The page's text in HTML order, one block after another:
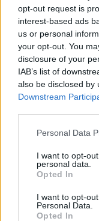
opt-out request is
interest-based ads
us or personal
your opt-out. You
disclosure of your
IAB’s list of
also be disclosed by
Downstream
Personal Data
I want to opt-
personal data.
Opted In
I want to opt-
Personal Data.
Opted In
07.08.2026 -Bosch
48.400 Kč •
okres Jihlava)
06.08.2026 -Bosch
Kč • náborový
Jihlava)
06.08.2026 -
Bosch
týdenní zálohy na
06.08.2026 -Bosch
48.400 Kč •